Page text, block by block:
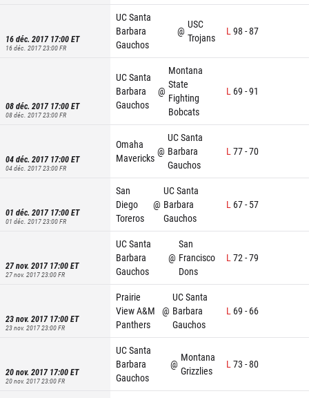
16 déc. 2017 17:00ET
16 déc. 2017 23:00FR
UC Santa
Barbara
Gauchos
@
USC
Trojans
L98 -87
08 déc. 2017 17:00ET
08 déc. 2017 23:00FR
UC Santa
Barbara
Gauchos
@
Montana
State
Fighting
Bobcats
L 69 -91
04 déc. 2017 17:00ET
04 déc. 2017 23:00FR
Omaha
Mavericks
@
UC Santa
Barbara
Gauchos
L77-70
01 déc. 2017 17:00ET
01 déc. 2017 23:00FR
San
Diego
Toreros
@
UC Santa
Barbara
Gauchos
L 67- 57
27 nov. 2017 17:00ET
27 nov. 2017 23:00FR
UC Santa
Barbara
Gauchos
@
San
Francisco
Dons
L72-79
23 nov. 2017 17:00ET
23 nov. 2017 23:00FR
Prairie
View A&M
Panthers
@
UC Santa
Barbara
Gauchos
L 69 - 66
20 nov. 2017 17:00ET
20 nov. 2017 23:00FR
UC Santa
Barbara
Gauchos
@
Montana
Grizzlies
L73 -80